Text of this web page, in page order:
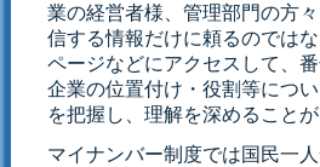
業の経営者様、管理部門の方
信する情報だけに頼るのでは
ページなどにアクセスして、
企業の位置付け・役割等につ
を把握し、理解を深めることが
マイナンバー制度では国民一